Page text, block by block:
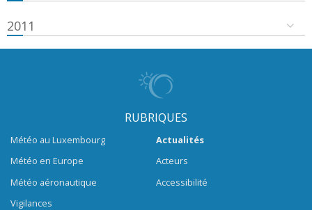
2011
RUBRIQUES
Météo au Luxembourg
Météo en Europe
Météo aéronautique
Vigilances
Actualités
Acteurs
Accessibilité